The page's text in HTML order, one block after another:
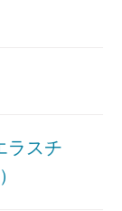
ラスチ